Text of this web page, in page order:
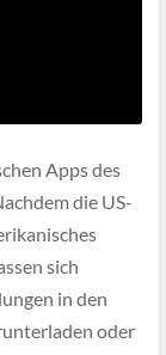
Apps des
die US-
sich
in den
oder